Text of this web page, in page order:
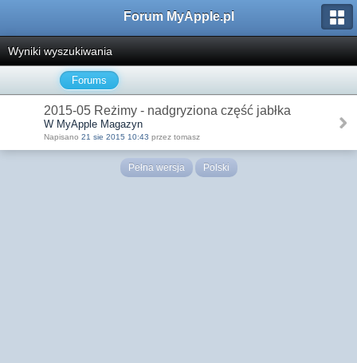
Forum MyApple.pl
Wyniki wyszukiwania
Forums
2015-05 Reżimy - nadgryziona część jabłka
W MyApple Magazyn
Napisano 21 sie 2015 10:43 przez tomasz
Pełna wersja Polski